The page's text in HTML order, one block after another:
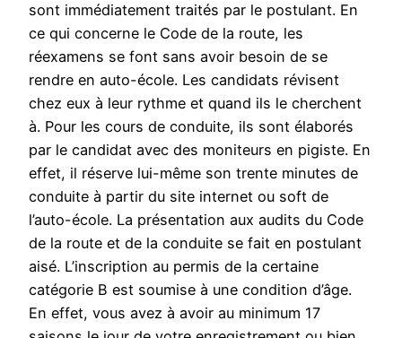
sont immédiatement traités par le postulant. En
ce qui concerne le Code de la route, les
réexamens se font sans avoir besoin de se
rendre en auto-école. Les candidats révisent
chez eux à leur rythme et quand ils le cherchent
à. Pour les cours de conduite, ils sont élaborés
par le candidat avec des moniteurs en pigiste. En
effet, il réserve lui-même son trente minutes de
conduite à partir du site internet ou soft de
l’auto-école. La présentation aux audits du Code
de la route et de la conduite se fait en postulant
aisé. L’inscription au permis de la certaine
catégorie B est soumise à une condition d’âge.
En effet, vous avez à avoir au minimum 17